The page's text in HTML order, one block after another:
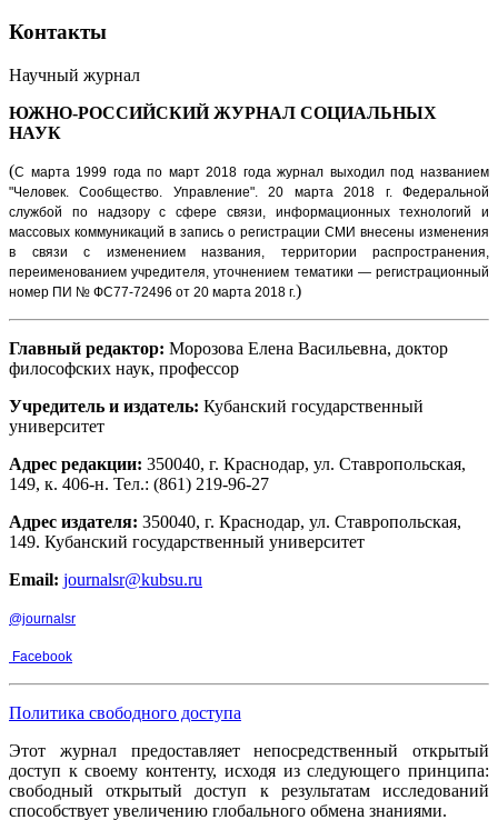
Контакты
Научный журнал
ЮЖНО-РОССИЙСКИЙ ЖУРНАЛ СОЦИАЛЬНЫХ
НАУК
(С марта 1999 года по март 2018 года журнал выходил под названием
"Человек. Сообщество. Управление".20 марта 2018 г. Федеральной
службой по надзору с сфере связи, информационных технологий и
массовых коммуникаций в запись о регистрации СМИ внесены изменения
в связи с изменением названия, территории распространения,
переименованием учредителя, уточнением тематики — регистрационный
номер ПИ № ФС77-72496 от 20 марта 2018 г.)
Главный редактор: Морозова Елена Васильевна, доктор
философских наук, профессор
Учредитель и издатель: Кубанский государственный
университет
Адрес редакции: 350040, г. Краснодар, ул. Ставропольская,
149, к. 406-н. Тел.: (861) 219-96-27
Адрес издателя: 350040, г. Краснодар, ул. Ставропольская,
149. Кубанский государственный университет
Email: journalsr@kubsu.ru
@journalsr
Facebook
Политика свободного доступа
Этот журнал предоставляет непосредственный открытый
доступ к своему контенту, исходя из следующего принципа:
свободный открытый доступ к результатам исследований
способствует увеличению глобального обмена знаниями.